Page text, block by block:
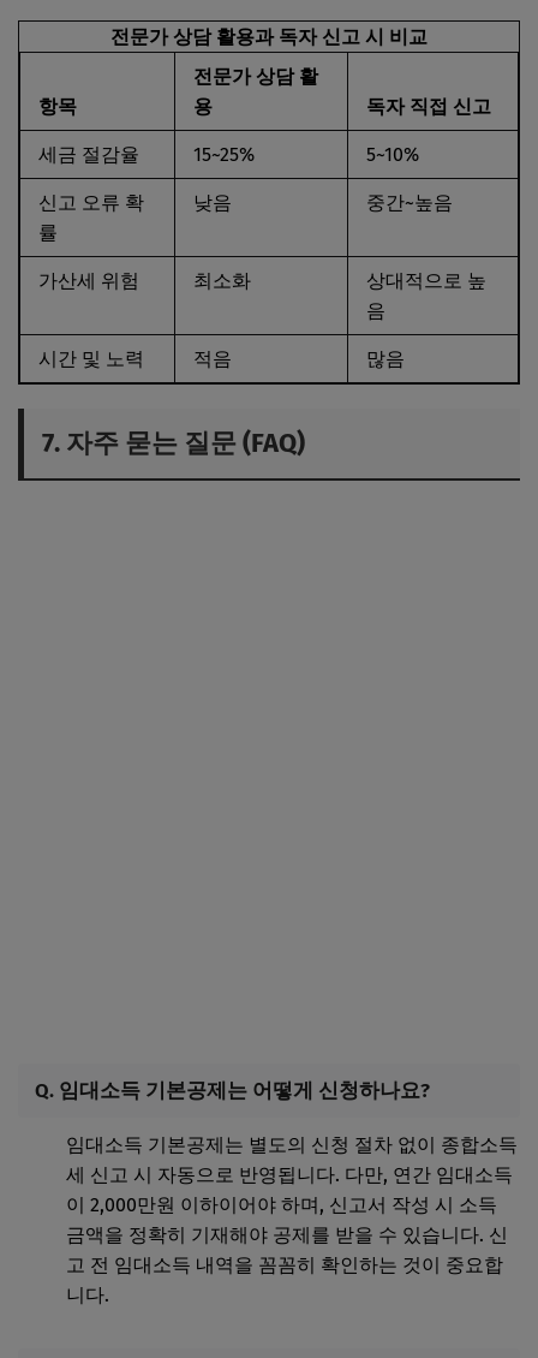
전문가 상담 활용과 독자 신고 시 비교
항목
전문가 상담 활
용
독자 직접 신고
세금 절감율 15~25% 5~10%
신고 오류 확
률
낮음 중간~높음
가산세 위험 최소화
상대적으로 높
음
시간 및 노력 적음 많음
7. 자주 묻는 질문 (FAQ)
Q. 임대소득 기본공제는 어떻게 신청하나요?
임대소득 기본공제는 별도의 신청 절차 없이 종합소득
세 신고 시 자동으로 반영됩니다. 다만, 연간 임대소득
이 2,000만원 이하이어야 하며, 신고서 작성 시 소득
금액을 정확히 기재해야 공제를 받을 수 있습니다. 신
고 전 임대소득 내역을 꼼꼼히 확인하는 것이 중요합
니다.